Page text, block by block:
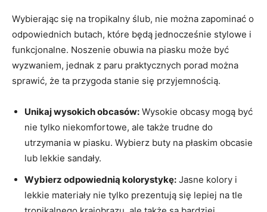
Wybierając się na tropikalny ślub, nie można zapominać o
odpowiednich butach, które będą jednocześnie stylowe i
funkcjonalne. Noszenie obuwia na piasku może być
wyzwaniem, jednak z paru praktycznych porad można
sprawić, że ta przygoda stanie się przyjemnością.
Unikaj wysokich obcasów: Wysokie obcasy mogą być
nie tylko niekomfortowe, ale także trudne do
utrzymania w piasku. Wybierz buty na płaskim obcasie
lub lekkie sandały.
Wybierz odpowiednią kolorystykę: Jasne kolory i
lekkie materiały nie tylko prezentują się lepiej na tle